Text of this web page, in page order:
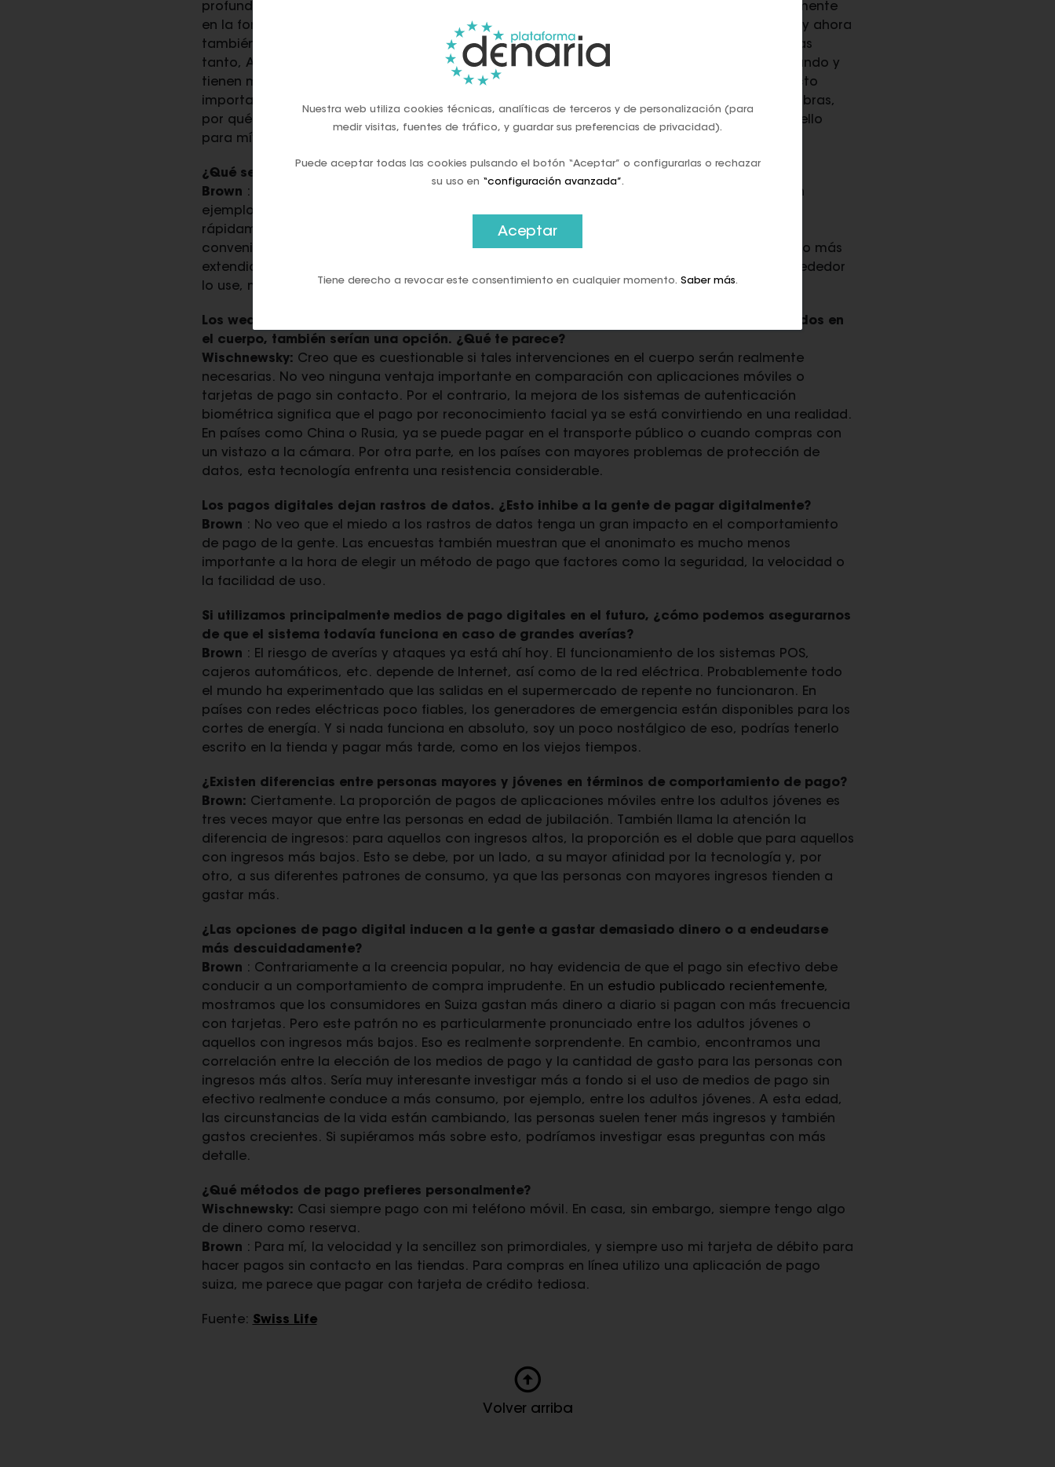
profundos. La confianza social, el apetito de riesgo y la protección de datos influyen fuertemente
en la forma en que los diferentes países tratan los métodos de pago digitales. Escandinavia y ahora
también China tienen los valores más altos de confianza social general en el mundo. Mientras
tanto, Alemania y Japón tienen valores de confianza más bajos y, en algunos casos, declinando y
tienen mayores preocupaciones sobre la protección y la seguridad de los datos. Otro aspecto
importante: el proceso de pago está fuertemente influenciado por los hábitos. En otras palabras,
por qué debería usar un método de pago diferente al habitual si no veo ninguna ventaja en ello
para mí?
¿Qué se necesita para cambiar tales hábitos?
Brown : Hacer cola en el banco o correos para hacer un depósito en cuenta es un muy buen
ejemplo de esto. A nadie le gusta esperar en el mostrador. Así que la mayoría de la gente
rápidamente salió del hábito tan pronto como se establecieron opciones de pago más
convenientes y rápidas. Los efectos de red también juegan un papel importante aquí: cuanto más
extendido es un servicio, como las aplicaciones de pago móvil o cuanto más gente a mi alrededor
lo use, más probable es que renuncie a mi hábito anterior.
Los wearables o implantes, es decir, las opciones de pago portátiles o los chips implantados en
el cuerpo, también serían una opción. ¿Qué te parece?
Wischnewsky: Creo que es cuestionable si tales intervenciones en el cuerpo serán realmente
necesarias. No veo ninguna ventaja importante en comparación con aplicaciones móviles o
tarjetas de pago sin contacto. Por el contrario, la mejora de los sistemas de autenticación
biométrica significa que el pago por reconocimiento facial ya se está convirtiendo en una realidad.
En países como China o Rusia, ya se puede pagar en el transporte público o cuando compras con
un vistazo a la cámara. Por otra parte, en los países con mayores problemas de protección de
datos, esta tecnología enfrenta una resistencia considerable.
Los pagos digitales dejan rastros de datos. ¿Esto inhibe a la gente de pagar digitalmente?
Brown : No veo que el miedo a los rastros de datos tenga un gran impacto en el comportamiento
de pago de la gente. Las encuestas también muestran que el anonimato es mucho menos
importante a la hora de elegir un método de pago que factores como la seguridad, la velocidad o
la facilidad de uso.
Si utilizamos principalmente medios de pago digitales en el futuro, ¿cómo podemos asegurarnos
de que el sistema todavía funciona en caso de grandes averías?
Brown : El riesgo de averías y ataques ya está ahí hoy. El funcionamiento de los sistemas POS,
cajeros automáticos, etc. depende de Internet, así como de la red eléctrica. Probablemente todo
el mundo ha experimentado que las salidas en el supermercado de repente no funcionaron. En
países con redes eléctricas poco fiables, los generadores de emergencia están disponibles para los
cortes de energía. Y si nada funciona en absoluto, soy un poco nostálgico de eso, podrías tenerlo
escrito en la tienda y pagar más tarde, como en los viejos tiempos.
¿Existen diferencias entre personas mayores y jóvenes en términos de comportamiento de pago?
Brown: Ciertamente. La proporción de pagos de aplicaciones móviles entre los adultos jóvenes es
tres veces mayor que entre las personas en edad de jubilación. También llama la atención la
diferencia de ingresos: para aquellos con ingresos altos, la proporción es el doble que para aquellos
con ingresos más bajos. Esto se debe, por un lado, a su mayor afinidad por la tecnología y, por
otro, a sus diferentes patrones de consumo, ya que las personas con mayores ingresos tienden a
gastar más.
¿Las opciones de pago digital inducen a la gente a gastar demasiado dinero o a endeudarse
más descuidadamente?
Brown : Contrariamente a la creencia popular, no hay evidencia de que el pago sin efectivo debe
conducir a un comportamiento de compra imprudente. En un estudio publicado recientemente,
mostramos que los consumidores en Suiza gastan más dinero a diario si pagan con más frecuencia
con tarjetas. Pero este patrón no es particularmente pronunciado entre los adultos jóvenes o
aquellos con ingresos más bajos. Eso es realmente sorprendente. En cambio, encontramos una
correlación entre la elección de los medios de pago y la cantidad de gasto para las personas con
ingresos más altos. Sería muy interesante investigar más a fondo si el uso de medios de pago sin
efectivo realmente conduce a más consumo, por ejemplo, entre los adultos jóvenes. A esta edad,
las circunstancias de la vida están cambiando, las personas suelen tener más ingresos y también
gastos crecientes. Si supiéramos más sobre esto, podríamos investigar esas preguntas con más
detalle.
¿Qué métodos de pago prefieres personalmente?
Wischnewsky: Casi siempre pago con mi teléfono móvil. En casa, sin embargo, siempre tengo algo
de dinero como reserva.
Brown : Para mí, la velocidad y la sencillez son primordiales, y siempre uso mi tarjeta de débito para
hacer pagos sin contacto en las tiendas. Para compras en línea utilizo una aplicación de pago
suiza, me parece que pagar con tarjeta de crédito tediosa.
Fuente: Swiss Life
Volver arriba
Nuestra web utiliza cookies técnicas, analíticas de terceros y de personalización (para
medir visitas, fuentes de tráfico, y guardar sus preferencias de privacidad).
Puede aceptar todas las cookies pulsando el botón “Aceptar” o configurarlas o rechazar
su uso en “configuración avanzada”.
Aceptar
Tiene derecho a revocar este consentimiento en cualquier momento. Saber más.